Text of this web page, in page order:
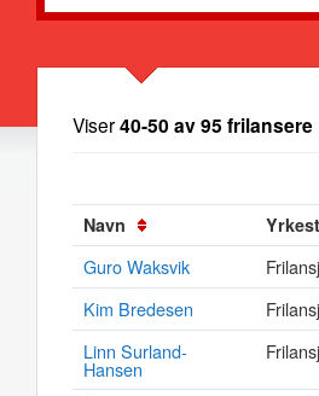
Viser40-50 av 95 frilansere
Navn
Guro Waksvik
Kim Bredesen
Linn Surland-
Hansen